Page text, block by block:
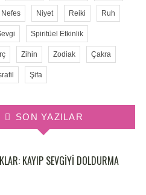
Nefes Niyet Reiki Ruh
Spiritüel Etkinlik
Zihin Zodiak Çakra
Şifa
SON YAZILAR
KAYIP SEVGIYI DOLDURMA